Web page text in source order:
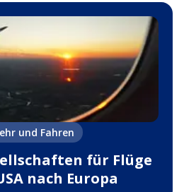
und Fahren
für Flüge
nach Europa